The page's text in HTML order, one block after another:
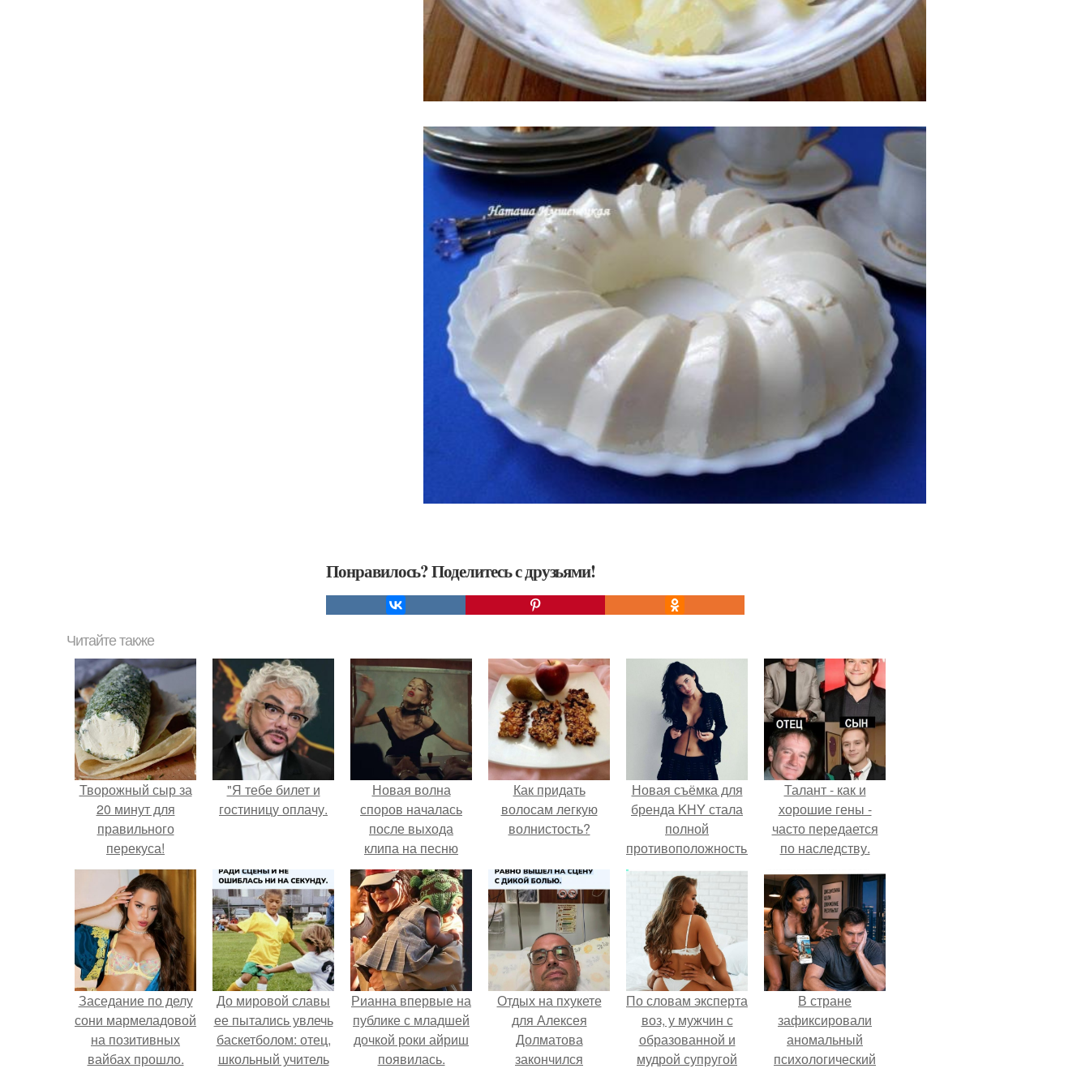
Понравилось? Поделитесь с друзьями!
Читайте также
Творожный сыр за
20 минут для
правильного
перекуса!
"Я тебе билет и
гостиницу оплачу.
Новая волна
споров началась
после выхода
клипа на песню
Petal.
Как придать
волосам легкую
волнистость?
Новая съёмка для
бренда KHY стала
полной
противоположностью
образу, с которым
кайли
ассоциировалась
последние годы.
Талант - как и
хорошие гены -
часто передается
по наследству.
Заседание по делу
сони мармеладовой
на позитивных
вайбах прошло.
До мировой славы
ее пытались увлечь
баскетболом: отец,
школьный учитель
Рианна впервые на
публике с младшей
дочкой роки айриш
появилась.
Отдых на пхукете
для Алексея
Долматова
закончился
По словам эксперта
воз, у мужчин с
образованной и
мудрой супругой
В стране
зафиксировали
аномальный
психологический